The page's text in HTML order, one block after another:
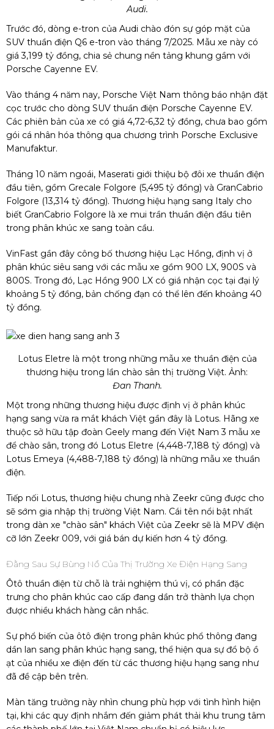
Audi.
Trước đó, dòng e-tron của Audi chào đón sự góp mặt của
SUV thuần điện Q6 e-tron vào tháng 7/2025. Mẫu xe này có
giá3,199 tỷ đồng, chia sẻ chung nền tảng khung gầm với
Porsche Cayenne EV.
Vào tháng 4 năm nay, Porsche Việt Nam thông báo nhận đặt
cọc trước cho dòng SUV thuần điện Porsche Cayenne EV.
Các phiên bản của xe có giá 4,72-6,32 tỷ đồng, chưa bao gồm
gói cá nhân hóa thông qua chương trình Porsche Exclusive
Manufaktur.
Tháng 10 năm ngoái, Maserati giới thiệu bộ đôi xe thuần điện
đầu tiên, gồm Grecale Folgore (5,495 tỷ đồng) và GranCabrio
Folgore (13,314 tỷ đồng). Thương hiệu hạng sang Italy cho
biết GranCabrio Folgore là xe mui trần thuần điện đầu tiên
trong phân khúc xe sang toàn cầu.
VinFast gần đây công bố thương hiệu Lạc Hồng, định vị ở
phân khúc siêu sang với các mẫu xe gồm 900 LX, 900S và
800S. Trong đó, Lạc Hồng 900 LX có giá nhận cọc tại đại lý
khoảng 5 tỷ đồng, bản chống đạn có thể lên đến khoảng 40
tỷ đồng.
Lotus Eletre là một trong những mẫu xe thuần điện của
thương hiệu trong lần chào sân thị trường Việt. Ảnh:
Đan Thanh.
Một trong những thương hiệu được định vị ở phân khúc
hạng sang vừa ra mắt khách Việt gần đây là Lotus. Hãng xe
thuộc sở hữu tập đoàn Geely mang đến Việt Nam 3 mẫu xe
để chào sân, trong đó Lotus Eletre (4,448-7,188 tỷ đồng) và
Lotus Emeya (4,488-7,188 tỷ đồng) là những mẫu xe thuần
điện.
Tiếp nối Lotus, thương hiệu chung nhà Zeekr cũng được cho
sẽ sớm gia nhập thị trường Việt Nam. Cái tên nổi bật nhất
trong dàn xe "chào sân" khách Việt của Zeekr sẽ là MPV điện
cỡ lớn Zeekr 009, với giá bán dự kiến hơn 4 tỷ đồng.
Đằng Sau Sự Bùng Nổ Của Thị Trường Xe Điện Hạng Sang
Ôtô thuần điện từ chỗ là trải nghiệm thú vị, có phần đặc
trưng cho phân khúc cao cấp đang dần trở thành lựa chọn
được nhiều khách hàng cân nhắc.
Sự phổ biến của ôtô điện trong phân khúc phổ thông đang
dần lan sang phân khúc hạng sang, thể hiện qua sự đổ bộ ồ
ạt của nhiều xe điện đến từ các thương hiệu hạng sang như
đã đề cập bên trên.
Màn tăng trưởng này nhìn chung phù hợp với tình hình hiện
tại, khi các quy định nhắm đến giảm phát thải khu trung tâm